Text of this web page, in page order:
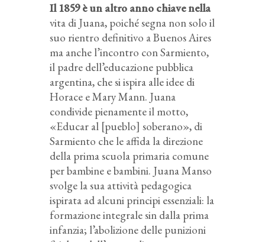
Il 1859 è un altro anno chiave nella
vita di Juana, poiché segna non solo il
suo rientro definitivo a Buenos Aires
ma anche l’incontro con Sarmiento,
il padre dell’educazione pubblica
argentina, che si ispira alle idee di
Horace e Mary Mann. Juana
condivide pienamente il motto,
«Educar al [pueblo] soberano», di
Sarmiento che le affida la direzione
della prima scuola primaria comune
per bambine e bambini. Juana Manso
svolge la sua attività pedagogica
ispirata ad alcuni principi essenziali: la
formazione integrale sin dalla prima
infanzia; l’abolizione delle punizioni